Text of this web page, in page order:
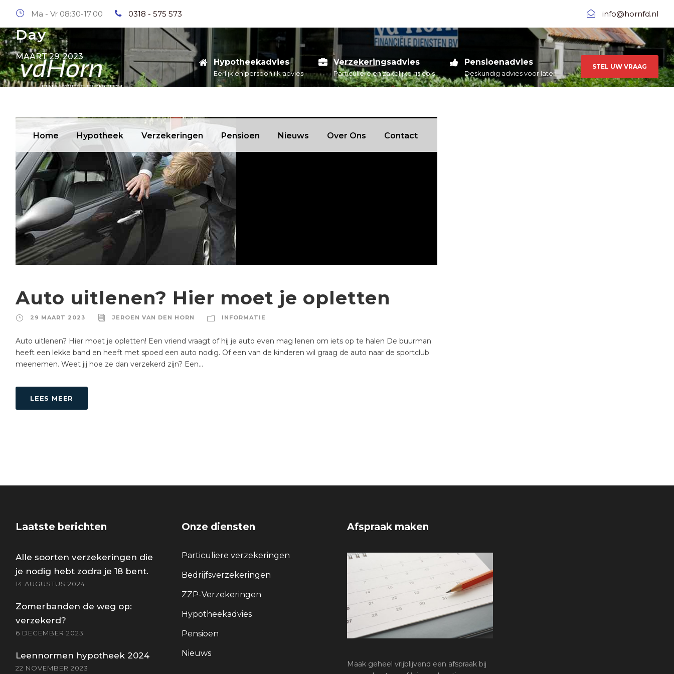
Ma - Vr 08:30-17:00 0318 - 575 573 info@hornfd.nl
Hypotheekadvies
Eerlijk en persoonlijk advies
Verzekeringsadvies
Particuliere en zakelijke risico’s
Pensioenadvies
Deskundig advies voor later
STEL UW VRAAG
Home Hypotheek Verzekeringen Pensioen Nieuws Over Ons Contact
Day
MAART 29, 2023
Auto uitlenen? Hier moet je opletten
29 MAART 2023 JEROEN VAN DEN HORN INFORMATIE
Auto uitlenen? Hier moet je opletten! Een vriend vraagt of hij je auto even mag lenen om iets op te halen De buurman
heeft een lekke band en heeft met spoed een auto nodig. Of een van de kinderen wil graag de auto naar de sportclub
meenemen. Weet jij hoe ze dan verzekerd zijn? Een...
LEES MEER
Laatste berichten
Alle soorten verzekeringen die
je nodig hebt zodra je 18 bent.
14 AUGUSTUS 2024
Zomerbanden de weg op:
verzekerd?
6 DECEMBER 2023
Leennormen hypotheek 2024
22 NOVEMBER 2023
Onze diensten
Particuliere verzekeringen
Bedrijfsverzekeringen
ZZP-Verzekeringen
Hypotheekadvies
Pensioen
Nieuws
Afspraak maken
Maak geheel vrijblijvend een afspraak bij